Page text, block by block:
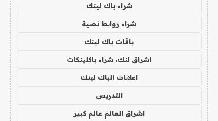
شراء باك لينك
شراء روابط نصية
باقات باك لينك
اشراق لنك، شراء باكلينكات
اعلانات الباك لينك
التدريس
اشراق العالم عالم كبير